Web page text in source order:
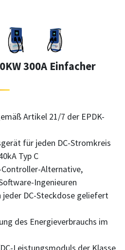
300A Einfacher
Artikel 21/7 der EPDK-
für jeden DC-Stromkreis
Typ C
Controller-Alternative,
Ingenieuren
DC-Steckdose geliefert
des Energieverbrauchs im